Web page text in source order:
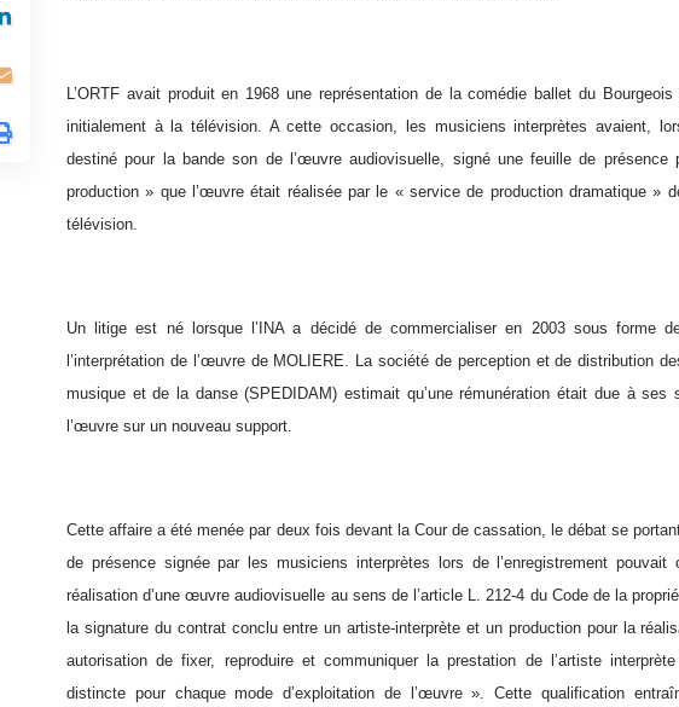
L’ORTF avait produit en 1968 une représentation de la comédie ballet du
initialement à la télévision. A cette occasion, les musiciens interprètes avaient,
destiné pour la bande son de l’œuvre audiovisuelle, signé une feuille de
production » que l’œuvre était réalisée par le « service de production dramatique »
télévision.
Un litige est né lorsque l’INA a décidé de commercialiser en 2003 sous forme
l’interprétation de l’œuvre de MOLIERE. La société de perception et de distribution
musique et de la danse (SPEDIDAM) estimait qu’une rémunération était due à
l’œuvre sur un nouveau support.
Cette affaire a été menée par deux fois devant la Cour de cassation, le débat se
de présence signée par les musiciens interprètes lors de l’enregistrement
réalisation d’une œuvre audiovisuelle au sens de l’article L. 212-4 du Code de la
la signature du contrat conclu entre un artiste-interprète et un production pour la
autorisation de fixer, reproduire et communiquer la prestation de l’artiste
distincte pour chaque mode d’exploitation de l’œuvre ». Cette qualification